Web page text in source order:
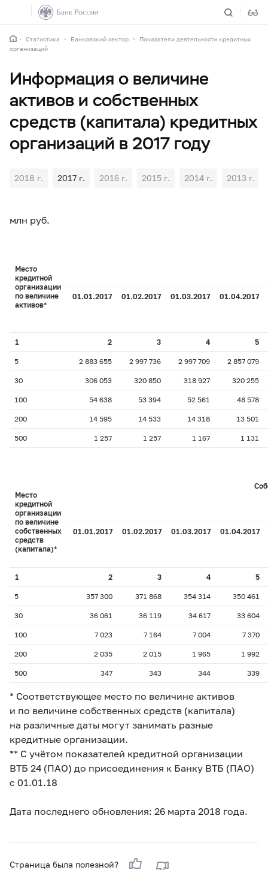
Статистика Банковский сектор
Показатели деятельности кредитных
организаций
Информация о величине
активов и собственных
средств (капитала) кредитных
организаций в 2017 году
2018 г. 2017 г. 2016 г. 2015 г. 2014 г. 2013 г.
млн руб.
Место
кредитной
организации
по величине
активов*
01.01.2017 01.02.2017 01.03.2017 01.04.2017
1 2 3 4 5
5 2 883 655 2 997 736 2 997 709 2 857 079
30 306 053 320 850 318 927 320 255
100 54 638 53 394 52 561 48 578
200 14 595 14 533 14 318 13 501
500 1 257 1 257 1 167 1 131
Место
кредитной
организации
по величине
собственных
средств
(капитала)*
01.01.2017 01.02.2017 01.03.2017 01.04.2017
1 2 3 4 5
5 357 300 371 868 354 314 350 461
30 36 061 36 119 34 617 33 604
100 7 023 7 164 7 004 7 370
200 2 035 2 015 1 965 1 992
500 347 343 344 339
* Соответствующее место по величине активов
и по величине собственных средств (капитала)
на различные даты могут занимать разные
кредитные организации.
** C учётом показателей кредитной организации
ВТБ 24 (ПАО) до присоединения к Банку ВТБ (ПАО)
с 01.01.18
Дата последнего обновления: 26 марта 2018 года.
Страница была полезной?